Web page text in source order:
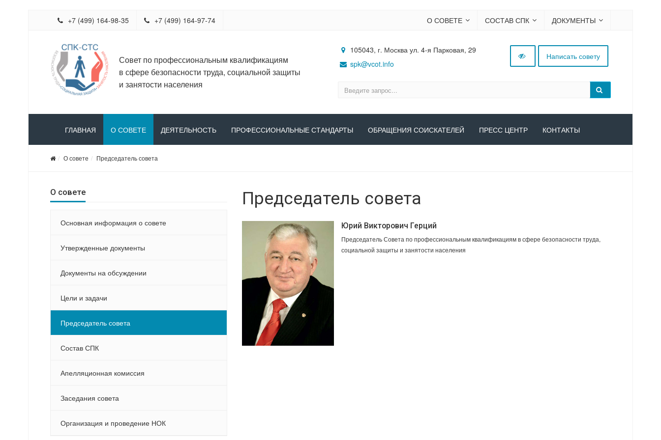
О СОВЕТЕ СОСТАВ СПК ДОКУМЕНТЫ
+7 (499) 164-98-35 +7 (499) 164-97-74
Совет по профессиональным квалификациям
в сфере безопасности труда, социальной защиты
и занятости населения
105043, г. Москва ул. 4-я Парковая, 29
spk@vcot.info
Написать совету
ГЛАВНАЯ О СОВЕТЕ ДЕЯТЕЛЬНОСТЬ ПРОФЕССИОНАЛЬНЫЕ СТАНДАРТЫ ОБРАЩЕНИЯ СОИСКАТЕЛЕЙ ПРЕСС ЦЕНТР КОНТАКТЫ
О совете Председатель совета
О совете
Основная информация о совете
Утвержденные документы
Документы на обсуждении
Цели и задачи
Председатель совета
Состав СПК
Апелляционная комиссия
Заседания совета
Организация и проведение НОК
Председатель совета
Юрий Викторович Герций
Председатель Совета по профессиональным квалификациям в сфере безопасности труда,
социальной защиты и занятости населения